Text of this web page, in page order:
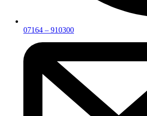
07164 – 910300